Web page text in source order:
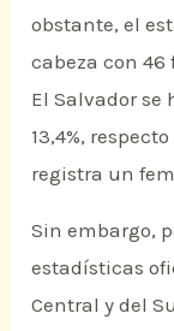
obstante, el
cabeza con
El Salvador se
13,4%,
registra un
Sin embargo,
estadísticas
Central y del